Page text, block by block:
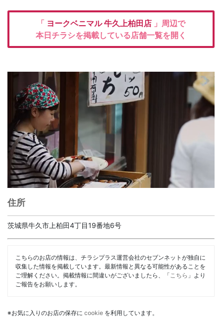
「 ヨークベニマル牛久上柏田店 」周辺で
本日チラシを掲載している店舗一覧を開く
住所
茨城県牛久市上柏田4丁目19番地6号
こちらのお店の情報は、チラシプラス運営会社のセブンネットが独自に
収集した情報を掲載しています。最新情報と異なる可能性があることを
ご理解ください。掲載情報に間違いがございましたら、「 こちら 」より
ご報告をお願いします。
※お気に入りのお店の保存に cookie を利用しています。